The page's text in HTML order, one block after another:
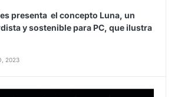
presenta el concepto Luna, un
y sostenible para PC, que ilustra
2023